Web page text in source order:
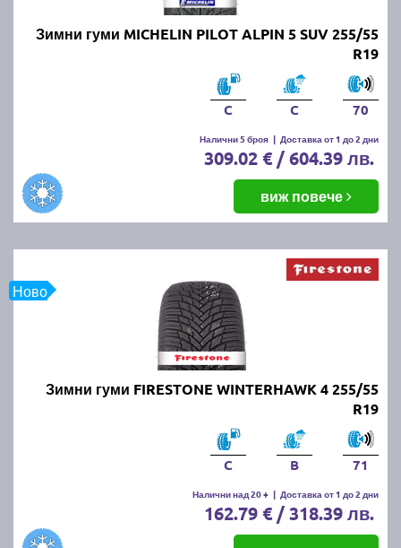
Зимни гуми MICHELIN PILOT ALPIN 5 SUV 255/55
R19
C C 70
Налични 5 броя | Доставка от 1 до 2 дни
309.02 € / 604.39 лв.
виж повече
Ново
Зимни гуми FIRESTONE WINTERHAWK 4 255/55
R19
C B 71
Налични над 20 + | Доставка от 1 до 2 дни
162.79 € / 318.39 лв.